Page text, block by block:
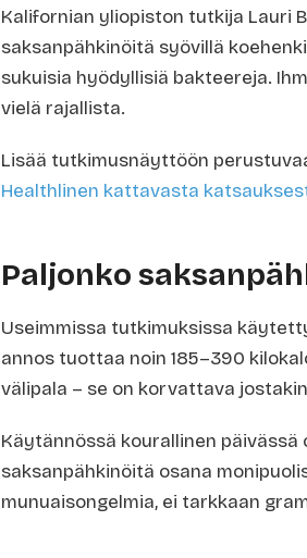
Kalifornian yliopiston tutkija Lauri
saksanpähkinöitä syövillä
sukuisia hyödyllisiä bakteereja.
vielä rajallista.
Lisää tutkimusnäyttöön
Healthlinen kattavasta
Paljonko
Useimmissa tutkimuksissa
annos tuottaa noin 185–390
välipala – se on korvattava
Käytännössä kourallinen
saksanpähkinöitä osana
munuaisongelmia, ei tarkkaan